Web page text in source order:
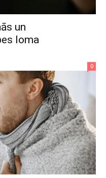
un
loma
0